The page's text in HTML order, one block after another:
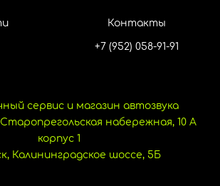
Контакты
+7 (952) 058-91-91
сервис и магазин автозвука
набережная, 10 А
корпус 1
Калининградское шоссе, 5Б